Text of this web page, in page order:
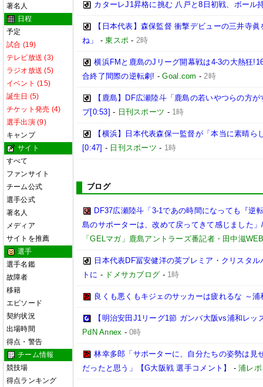
著名人
日程
予定
試合 (19)
テレビ放送 (3)
ラジオ放送 (5)
イベント (15)
誕生日 (5)
チケット発売 (4)
選手出演 (9)
キャンプ
サイト
すべて
ファンサイト
チーム公式
選手公式
著名人
メディア
サイトを推薦
選手
選手名鑑
故障者
移籍
エピソード
契約状況
出場時間
得点・警告
チーム情報
競技場
得点ランキング
カターレJ1昇格に挑む 八戸と8日初戦、ボール
【日本代表】森保監督 衝撃デビューの三井寺
ね」
-東スポ - 2時
横浜FMと鹿島のJリーグ開幕戦は4-3の大熱狂
合終了間際の逆転劇! -Goal.com -2時
【鹿島】DF広瀬陸斗「鹿島の若いやつらの方
プ[0:53] - 日刊スポーツ - 1時
【横浜】日本代表森保一監督が「本当に素晴
[0:47] - 日刊スポーツ - 1時
ブログ
DF37広瀬陸斗「3-1であの時間になっても『逆
島のサポーターは、改めて戻ってきて感じました
「GELマガ」鹿島アントラーズ番記者・田中滋
日本代表DF冨安健洋の英プレミア・クリスタ
トに - ドメサカブログ - 1時
良くも悪くもキジェのサッカーは疲れるな ～
【明治安田J1リーグ1節 ガンバ大阪vs浦和レ
PdN Annex -0時
林幸多郎「サポーターに、自分たちの姿勢は見
だったと思う」【G大阪戦 選手コメント】
-浦レ